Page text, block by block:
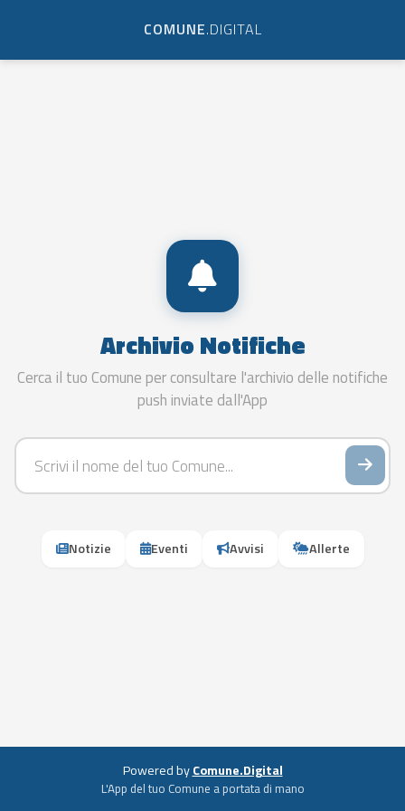
COMUNE.DIGITAL
Archivio Notifiche
Cerca il tuo Comune per consultare l'archivio delle notifiche
push inviate dall'App
Notizie Eventi Avvisi Allerte
Powered byComune.Digital
L'App del tuo Comune a portata di mano